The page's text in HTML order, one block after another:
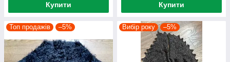
Купити Купити
Топ продажів –5% Вибір року –5%